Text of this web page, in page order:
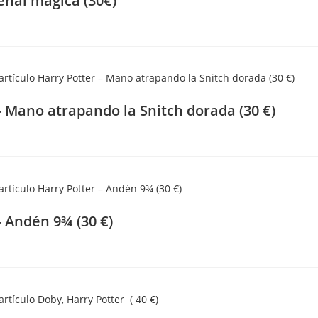
atrapando la Snitch dorada (30 €)
9¾ (30 €)